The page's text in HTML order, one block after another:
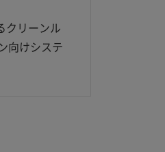
クリーンル
向けシステ